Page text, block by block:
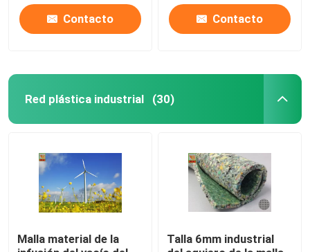
Contacto Contacto
Red plástica industrial (30)
Malla material de la
Talla 6mm industrial